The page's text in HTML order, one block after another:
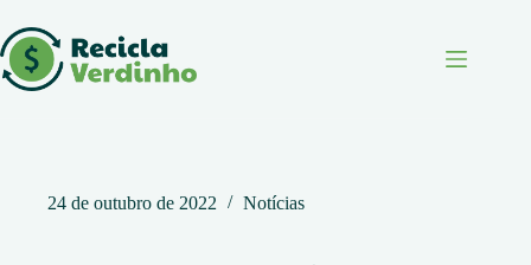
para
o
conteúdo
24 de outubro de 2022 Notícias